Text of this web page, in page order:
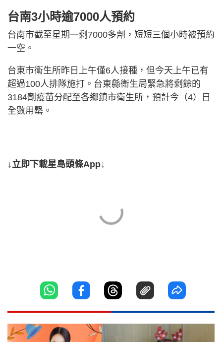
台南3小時逾7000人預約
台南市截至星期一剩7000多劑，短短三個小時被預約
一空。
台東市衛生所昨日上午僅6人接種，但今天上午已有
超過100人排隊施打。台東縣衛生局緊急將剩餘的
3184劑疫苗分配至各鄉鎮市衛生所，預計今（4）日
全數用罄。
↓立即下載星島頭條App↓